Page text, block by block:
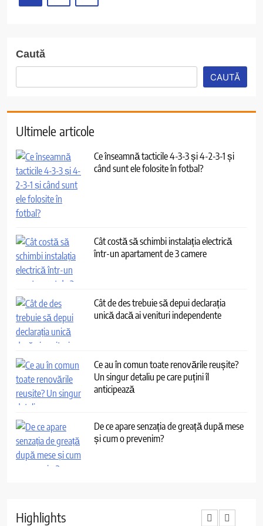
Caută
CAUTĂ
Ultimele articole
Ce înseamnă tacticile 4-3-3 și 4-2-3-1 și
când sunt ele folosite în fotbal?
Cât costă să schimbi instalația electrică
într-un apartament de 3 camere
Cât de des trebuie să depui declarația
unică dacă ai venituri independente
Ce au în comun toate renovările reușite?
Un singur detaliu pe care puțini îl
anticipează
De ce apare senzația de greață după mese
și cum o prevenim?
Highlights